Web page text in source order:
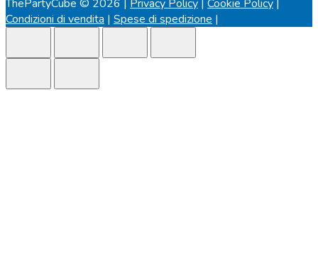
ThePartyCube © 2026 | Privacy Policy | Cookie Policy |
Condizioni di vendita | Spese di spedizione |